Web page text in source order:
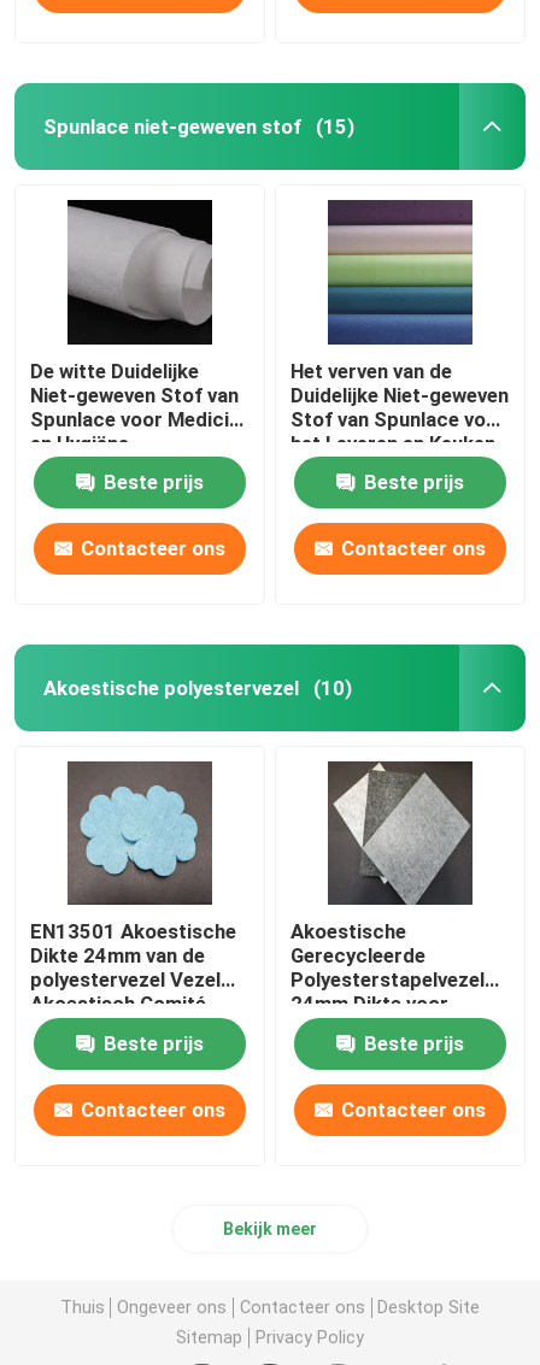
Spunlace niet-geweven stof (15)
De witte Duidelijke
Niet-geweven Stof van
Spunlace voor Medicial
en Hygiëne
Beste prijs
Contacteer ons
Het verven van de
Duidelijke Niet-geweven
Stof van Spunlace voor
het Leveren en Keuken
het Schoonmaken
Beste prijs
Contacteer ons
Akoestische polyestervezel (10)
EN13501 Akoestische
Dikte 24mm van de
polyestervezel Vezel
Akoestisch Comité
Beste prijs
Contacteer ons
Akoestische
Gerecycleerde
Polyesterstapelvezel
24mm Dikte voor
Bureau
Beste prijs
Contacteer ons
Bekijk meer
Thuis Ongeveer ons Contacteer ons
Desktop Site
Sitemap
Privacy Policy